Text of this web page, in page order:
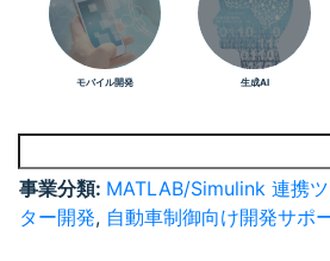
モバイル開発 生成AI
事業分類: MATLAB/Simulink 連携
ター開発, 自動車制御向け開発サポ